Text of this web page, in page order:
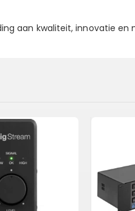
aan kwaliteit, innovatie